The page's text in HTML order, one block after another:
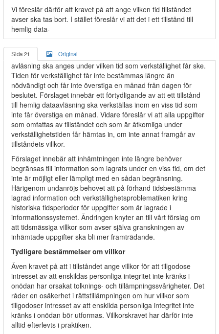
Vi föreslår därför att kravet på att ange vilken tid tillståndet
avser ska tas bort. I stället föreslår vi att det i ett tillstånd till
hemlig data-
Sida 21 Original
avläsning ska anges under vilken tid som verkställighet får ske.
Tiden för verkställighet får inte bestämmas längre än
nödvändigt och får inte överstiga en månad från dagen för
beslutet. Förslaget innebär ett förtydligande av att ett tillstånd
till hemlig dataavläsning ska verkställas inom en viss tid som
inte får överstiga en månad. Vidare föreslår vi att alla uppgifter
som omfattas av tillståndet och som är åtkomliga under
verkställighetstiden får hämtas in, om inte annat framgår av
tillståndets villkor.
Förslaget innebär att inhämtningen inte längre behöver
begränsas till information som lagrats under en viss tid, om det
inte är möjligt eller lämpligt med en sådan begränsning.
Härigenom undanröjs behovet att på förhand tidsbestämma
lagrad information och verkställighetsproblematiken kring
historiska tidsperioder för uppgifter som är lagrade i
informationssystemet. Ändringen knyter an till vårt förslag om
att tidsmässiga villkor som avser själva granskningen av
inhämtade uppgifter ska bli mer framträdande.
Tydligare bestämmelser om villkor
Även kravet på att i tillståndet ange villkor för att tillgodose
intresset av att enskildas personliga integritet inte kränks i
onödan har orsakat tolknings- och tillämpningssvårigheter. Det
råder en osäkerhet i rättstillämpningen om hur villkor som
tillgodoser intresset av att enskilda personliga integritet inte
kränks i onödan bör utformas. Villkorskravet har därför inte
alltid efterlevts i praktiken.